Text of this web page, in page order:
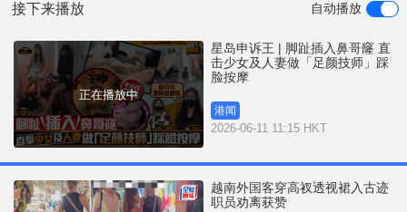
接下来播放 自动播放
正在播放中
星岛申诉王 | 脚趾插入鼻哥窿 直
击少女及人妻做「足颜技师」踩
脸按摩
港闻
2026-06-11 11:15 HKT
越南外国客穿高衩透视裙入古迹
职员劝离获赞